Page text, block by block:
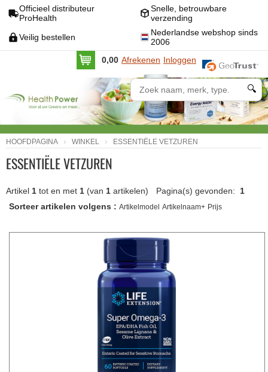
Officieel distributeur
ProHealth
Snelle, betrouwbare
verzending
Veilig bestellen
Nederlandse webshop sinds
2006
0,00 Afrekenen Inloggen
🔍
HOOFDPAGINA WINKEL ESSENTIËLE VETZUREN
ESSENTIËLE VETZUREN
Pagina(s) gevonden: 1
Artikel 1 tot en met 1 (van 1 artikelen)
Sorteer artikelen volgens : Artikelmodel Artikelnaam+ Prijs